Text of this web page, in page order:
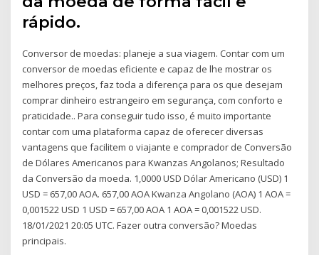
rápido.
Conversor de moedas: planeje a sua viagem. Contar com um
conversor de moedas eficiente e capaz de lhe mostrar os
melhores preços, faz toda a diferença para os que desejam
comprar dinheiro estrangeiro em segurança, com conforto e
praticidade.. Para conseguir tudo isso, é muito importante
contar com uma plataforma capaz de oferecer diversas
vantagens que facilitem o viajante e comprador de Conversão
de Dólares Americanos para Kwanzas Angolanos; Resultado
da Conversão da moeda. 1,0000 USD Dólar Americano (USD) 1
USD = 657,00 AOA. 657,00 AOA Kwanza Angolano (AOA) 1 AOA =
0,001522 USD 1 USD = 657,00 AOA 1 AOA = 0,001522 USD.
18/01/2021 20:05 UTC. Fazer outra conversão? Moedas
principais.